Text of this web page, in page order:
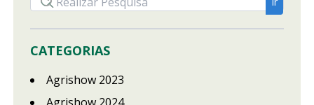
CATEGORIAS
Agrishow 2023